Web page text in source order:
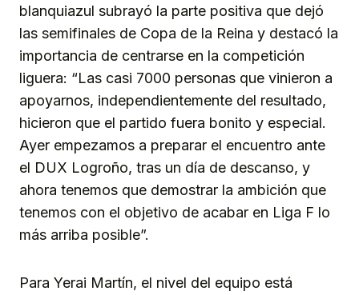
blanquiazul subrayó la parte positiva que dejó
las semifinales de Copa de la Reina y destacó la
importancia de centrarse en la competición
liguera: “Las casi 7000 personas que vinieron a
apoyarnos, independientemente del resultado,
hicieron que el partido fuera bonito y especial.
Ayer empezamos a preparar el encuentro ante
el DUX Logroño, tras un día de descanso, y
ahora tenemos que demostrar la ambición que
tenemos con el objetivo de acabar en Liga F lo
más arriba posible”.
Para Yerai Martín, el nivel del equipo está